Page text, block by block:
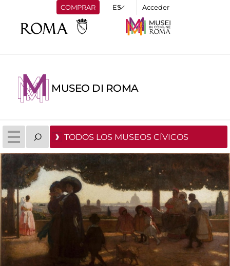
COMPRAR Acceder
MUSEO DI ROMA
TODOS LOS MUSEOS CÍVICOS